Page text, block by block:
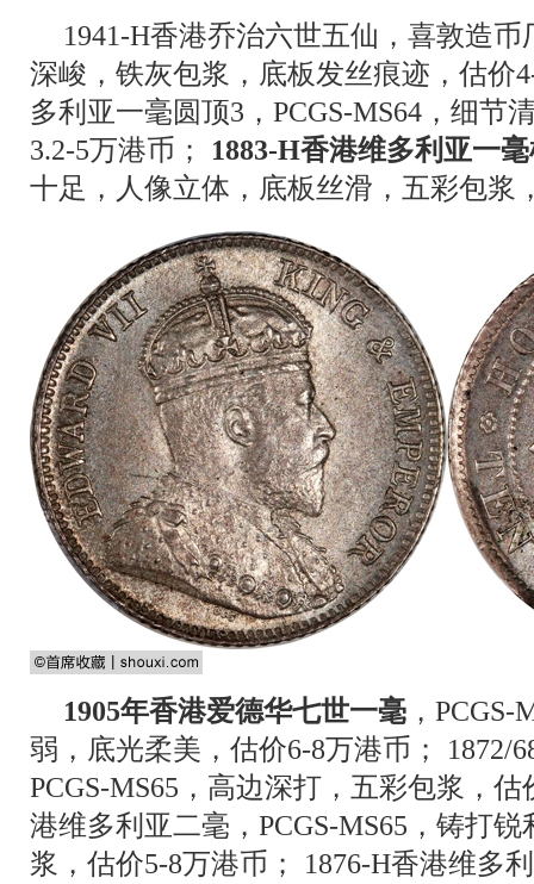
1941-H香港乔治六世五仙，喜敦造币
深峻，铁灰包浆，底板发丝痕迹，估价
多利亚一毫圆顶3，PCGS-MS64，细节
3.2-5万港币；
1883-H香港维多利亚一
十足，人像立体，底板丝滑，五彩包浆
1905年香港爱德华七世一毫 ，
弱，底光柔美，估价6-8万港币； 1872/
PCGS-MS65，高边深打，五彩包浆，
港维多利亚二毫，PCGS-MS65，铸打
浆，估价5-8万港币； 1876-H香港维多